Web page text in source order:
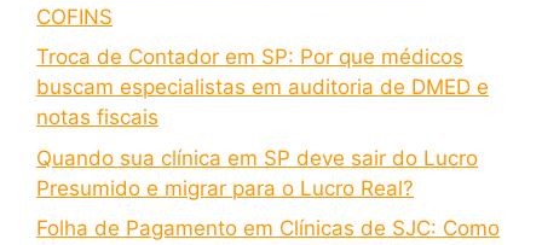
COFINS
Troca de Contador em SP: Por que médicos
buscam especialistas em auditoria de DMED e
notas fiscais
Quando sua clínica em SP deve sair do Lucro
Presumido e migrar para o Lucro Real?
Folha de Pagamento em Clínicas de SJC: Como